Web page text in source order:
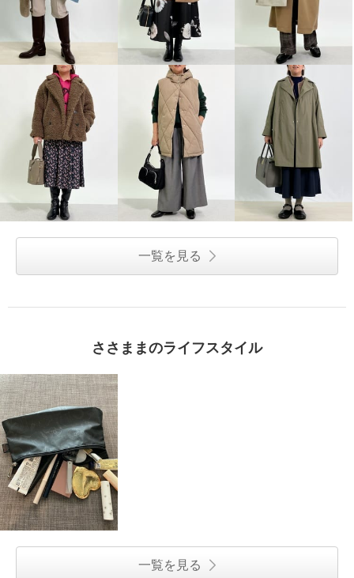
一覧を見る
ささままのライフスタイル
一覧を見る